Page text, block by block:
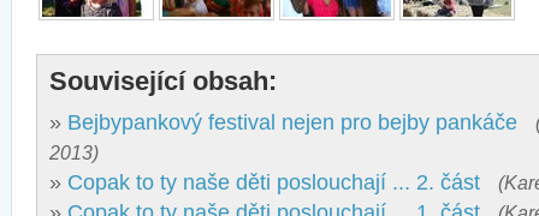
Související obsah:
» Bejbypankový festival nejen pro bejby pankáče
2013)
» Copak to ty naše děti poslouchají ... 2. část